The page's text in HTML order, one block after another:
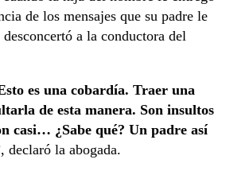
de los mensajes que su padre le
a la conductora del
es una cobardía. Traer una
de esta manera. Son insultos
casi… ¿Sabe qué? Un padre así
, declaró la abogada.